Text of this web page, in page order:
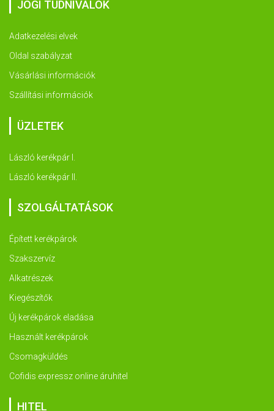
JOGI TUDNIVALÓK
Adatkezelési elvek
Oldal szabályzat
Vásárlási információk
Szállítási információk
ÜZLETEK
László kerékpár I.
László kerékpár II.
SZOLGÁLTATÁSOK
Épített kerékpárok
Szakszervíz
Alkatrészek
Kiegészítők
Új kerékpárok eladása
Használt kerékpárok
Csomagküldés
Cofidis expressz online áruhitel
HITEL